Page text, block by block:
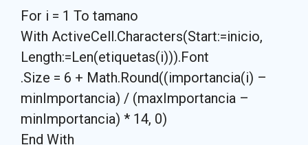
For i = 1 To tamano
With ActiveCell.Characters(Start:=inicio,
Length:=Len(etiquetas(i))).Font
.Size = 6 + Math.Round((importancia(i) –
minImportancia) / (maxImportancia –
minImportancia) * 14, 0)
End With